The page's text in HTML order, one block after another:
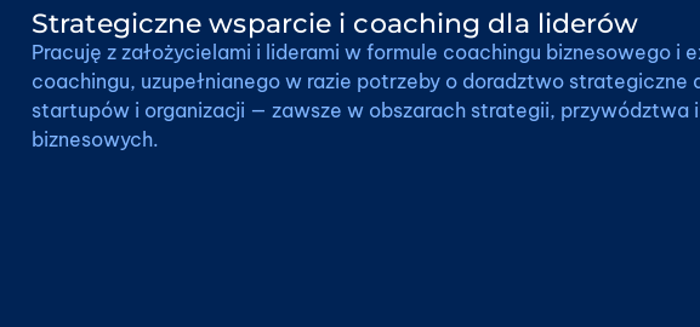
Strategiczne wsparcie i coaching dla liderów
Pracuję z założycielami i liderami w formule coachingu biznesowego i
coachingu, uzupełnianego w razie potrzeby o doradztwo strategiczne
startupów i organizacji — zawsze w obszarach strategii, przywództwa
biznesowych.